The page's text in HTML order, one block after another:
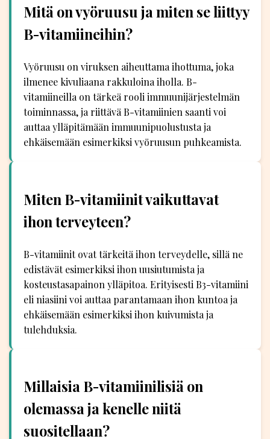
Mitä on vyöruusu ja miten se liittyy
B-vitamiineihin?
Vyöruusu on viruksen aiheuttama ihottuma, joka
ilmenee kivuliaana rakkuloina iholla. B-
vitamiineilla on tärkeä rooli immuunijärjestelmän
toiminnassa, ja riittävä B-vitamiinien saanti voi
auttaa ylläpitämään immuunipuolustusta ja
ehkäisemään esimerkiksi vyöruusun puhkeamista.
Miten B-vitamiinit vaikuttavat
ihon terveyteen?
B-vitamiinit ovat tärkeitä ihon terveydelle, sillä ne
edistävät esimerkiksi ihon uusiutumista ja
kosteustasapainon ylläpitoa. Erityisesti B3-vitamiini
eli niasiini voi auttaa parantamaan ihon kuntoa ja
ehkäisemään esimerkiksi ihon kuivumista ja
tulehduksia.
Millaisia B-vitamiinilisiä on
olemassa ja kenelle niitä
suositellaan?